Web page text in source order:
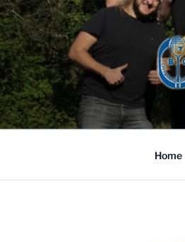
Ga
naar
de
inhoud
Home